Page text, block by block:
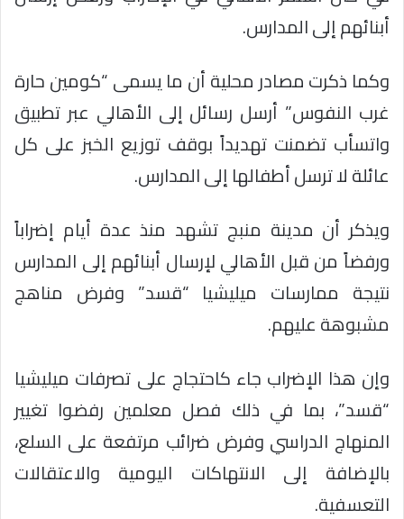
أبنائهم إلى المدارس.
وكما ذكرت مصادر محلية أن ما يسمى “كومين حارة
غرب النفوس” أرسل رسائل إلى الأهالي عبر تطبيق
واتسأب تضمنت تهديداً بوقف توزيع الخبز على كل
عائلة لا ترسل أطفالها إلى المدارس.
ويذكر أن مدينة منبج تشهد منذ عدة أيام إضراباً
ورفضاً من قبل الأهالي لإرسال أبنائهم إلى المدارس
نتيجة ممارسات ميليشيا “قسد” وفرض مناهج
مشبوهة عليهم.
وإن هذا الإضراب جاء كاحتجاج على تصرفات ميليشيا
“قسد”، بما في ذلك فصل معلمين رفضوا تغيير
المنهاج الدراسي وفرض ضرائب مرتفعة على السلع،
بالإضافة إلى الانتهاكات اليومية والاعتقالات
التعسفية.